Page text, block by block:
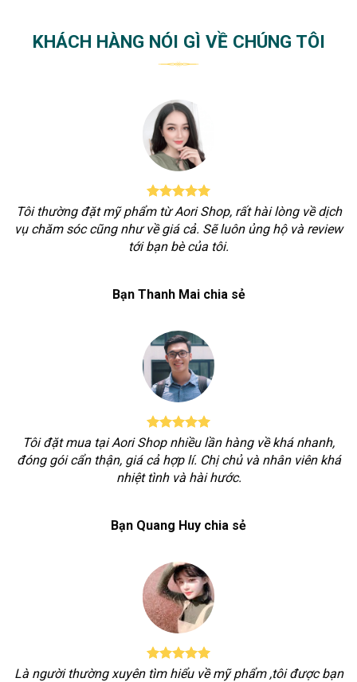
KHÁCH HÀNG NÓI GÌ VỀ CHÚNG TÔI
Tôi thường đặt mỹ phẩm từ Aori Shop, rất hài lòng về dịch
vụ chăm sóc cũng như về giá cả. Sẽ luôn ủng hộ và review
tới bạn bè của tôi.
Bạn Thanh Mai chia sẻ
Tôi đặt mua tại Aori Shop nhiều lần hàng về khá nhanh,
đóng gói cẩn thận, giá cả hợp lí. Chị chủ và nhân viên khá
nhiệt tình và hài hước.
Bạn Quang Huy chia sẻ
Là người thường xuyên tìm hiểu về mỹ phẩm ,tôi được bạn